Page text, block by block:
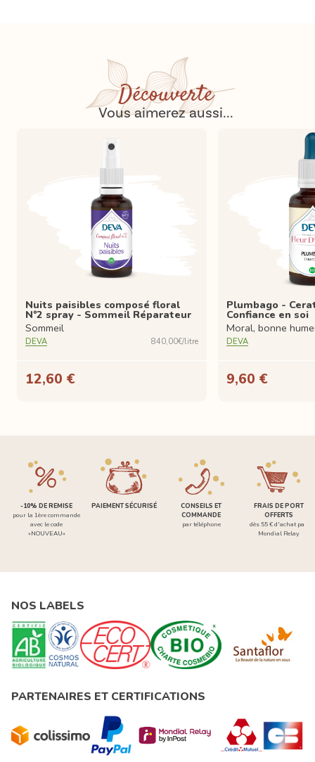
Découverte
Vous aimerez aussi...
Nuits paisibles composé floral
N°2 spray - Sommeil Réparateur
Sommeil
DEVA 840,00€/litre
12,60 €
Plumbago -
Confiance en soi
Moral, bonne
DEVA
9,60 €
-10% DE REMISE
pour la 1ère commande
avec le code
«NOUVEAU»
PAIEMENT SÉCURISÉ
CONSEILS ET
COMMANDE
par téléphone
FRAIS DE PORT
OFFERTS
dès 55 € d'achat par
Mondial Relay
NOS LABELS
PARTENAIRES ET CERTIFICATIONS